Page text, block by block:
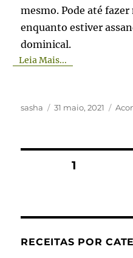
mesmo. Pode até
enquanto estiver
dominical.
Leia Mais...
Autor
sasha
Publicado
31 maio, 2021
Paginação
posts
PÁGINA1
RECEITAS POR